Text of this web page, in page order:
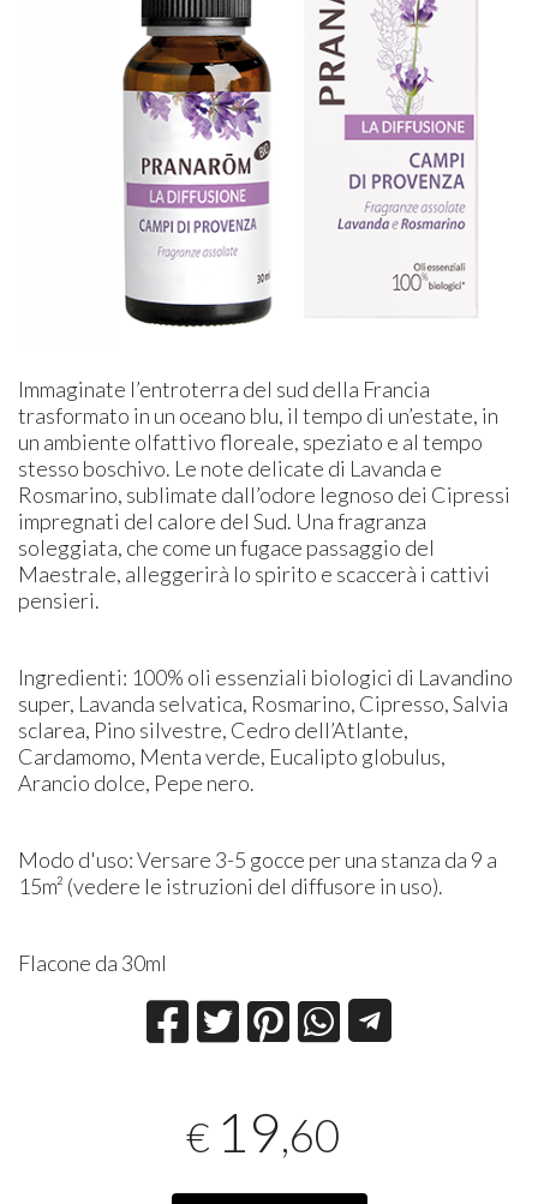
Immaginate l’entroterra del sud della Francia
trasformato in un oceano blu, il tempo di un’estate, in
un ambiente olfattivo floreale, speziato e al tempo
stesso boschivo. Le note delicate di Lavanda e
Rosmarino, sublimate dall’odore legnoso dei Cipressi
impregnati del calore del Sud. Una fragranza
soleggiata, che come un fugace passaggio del
Maestrale, alleggerirà lo spirito e scaccerà i cattivi
pensieri.
Ingredienti: 100% oli essenziali biologici di Lavandino
super, Lavanda selvatica, Rosmarino, Cipresso, Salvia
sclarea, Pino silvestre, Cedro dell’Atlante,
Cardamomo, Menta verde, Eucalipto globulus,
Arancio dolce, Pepe nero.
Modo d'uso: Versare 3-5 gocce per una stanza da 9 a
15m² (vedere le istruzioni del diffusore in uso).
Flacone da 30ml
€ 19,60